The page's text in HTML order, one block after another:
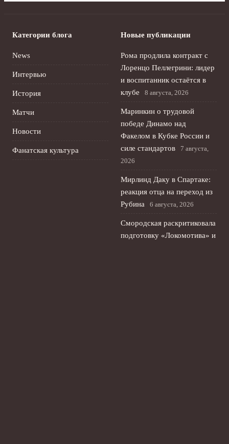
Категории блога
News
Интервью
История
Матчи
Новости
Фанатская культура
Новые публикации
Рома продлила контракт с
Лоренцо Пеллегрини: лидер
и воспитанник остаётся в
клубе
8 августа, 2026
Маринкин о трудовой
победе Динамо над
Факелом в Кубке России и
силе стандартов
7 августа,
2026
Мирлинд Даку в Спартаке:
реакция отца на переход из
Рубина
6 августа, 2026
Смородская раскритиковала
подготовку «Локомотива» и